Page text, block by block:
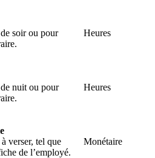
soir ou pour
Heures
nuit ou pour
Heures
verser, tel que
de l’employé.
Monétaire